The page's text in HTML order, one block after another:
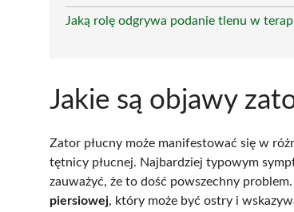
Jaką rolę odgrywa podanie tlenu w
Jakie są objawy
Zator płucny może manifestować się w
tętnicy płucnej. Najbardziej typowym
zauważyć, że to dość powszechny
piersiowej, który może być ostry i